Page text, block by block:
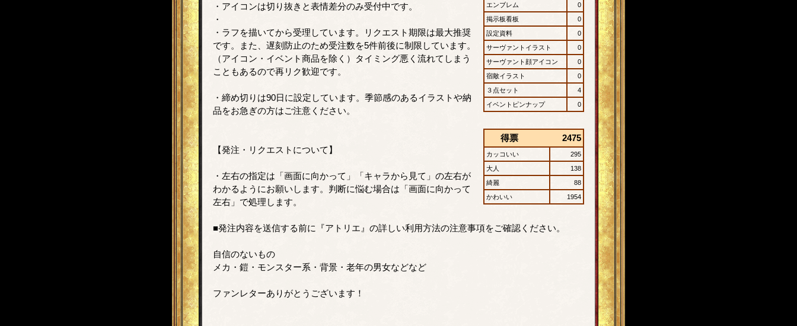
エンブレム
0
掲示板看板
0
設定資料
0
サーヴァントイラスト
0
サーヴァント顔アイコン
0
宿敵イラスト
0
３点セット
4
イベントピンナップ
0
得票 2475
カッコいい
295
大人
138
綺麗
88
かわいい
1954
・アイコンは切り抜きと表情差分のみ受付中です。
・
・ラフを描いてから受理しています。リクエスト期限は最大推奨
です。また、遅刻防止のため受注数を5件前後に制限しています。
（アイコン・イベント商品を除く）タイミング悪く流れてしまう
こともあるので再リク歓迎です。
・締め切りは90日に設定しています。季節感のあるイラストや納
品をお急ぎの方はご注意ください。
【発注・リクエストについて】
・左右の指定は「画面に向かって」「キャラから見て」の左右が
わかるようにお願いします。判断に悩む場合は「画面に向かって
左右」で処理します。
■発注内容を送信する前に『アトリエ』の詳しい利用方法の注意事項をご確認ください。
自信のないもの
メカ・鎧・モンスター系・背景・老年の男女などなど
ファンレターありがとうございます！